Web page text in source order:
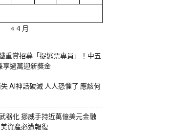
« 4 月
重賞招募「捉逃票專員」！中五
享過萬迎新獎金
AI神話破滅 人人恐懼了 應該何
器化 挪威手持近萬億美元金融
資產必遭報復